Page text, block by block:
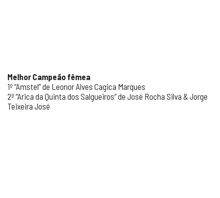
Melhor Campeão fêmea
1º “Amstel” de Leonor Alves Cagica Marques
2º “Arica da Quinta dos Salgueiros” de José Rocha Silva & Jorge
Teixeira José